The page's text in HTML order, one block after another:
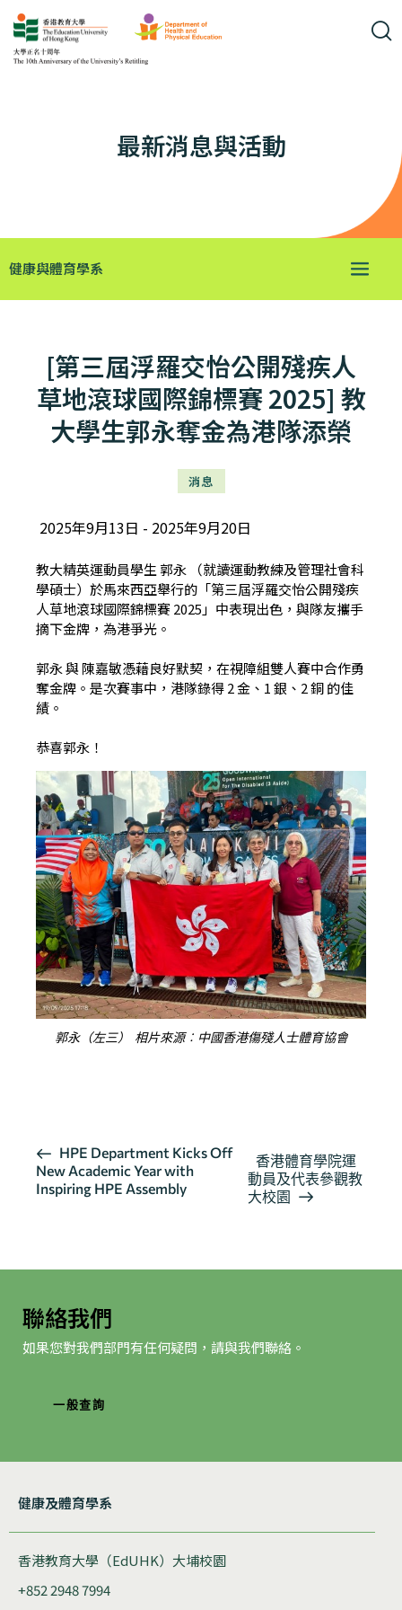
最新消息與活動
健康與體育學系
[第三屆浮羅交怡公開殘疾人
草地滾球國際錦標賽 2025] 教
大學生郭永奪金為港隊添榮
消息
2025年9月13日 2025年9月20日
教大精英運動員學生 郭永 （就讀運動教練及管理社會科
學碩士）於馬來西亞舉行的「第三屆浮羅交怡公開殘疾
人草地滾球國際錦標賽 2025」中表現出色，與隊友攜手
摘下金牌，為港爭光。
郭永 與 陳嘉敏憑藉良好默契，在視障組雙人賽中合作勇
奪金牌。是次賽事中，港隊錄得 2 金、1 銀、2 銅 的佳
績。
恭喜郭永！
郭永（左三） 相片來源︰中國香港傷殘人士體育協會
活
動
导
HPE Department Kicks Off
New Academic Year with
Inspiring HPE Assembly
香港體育學院運
動員及代表參觀教
大校園
聯絡我們
如果您對我們部門有任何疑問，請與我們聯絡。
一般查詢
健康及體育學系
香港教育大學（EdUHK）大埔校園
+852 2948 7994